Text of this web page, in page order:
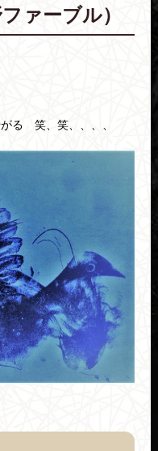
ァーブル）
る 笑、笑、、、、